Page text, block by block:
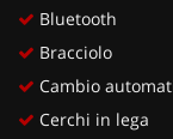
Bluetooth
Bracciolo
Cambio
Cerchi in lega